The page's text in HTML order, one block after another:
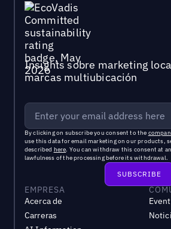
Insights sobre marketing
marcas multiubicación
By clicking on subscribe you consent to the
use this data for email marketing on our products,
described here. You can withdraw this consent at
lawfulness of the processing before its withdrawal.
EMPRESA
Acerca de
Carreras